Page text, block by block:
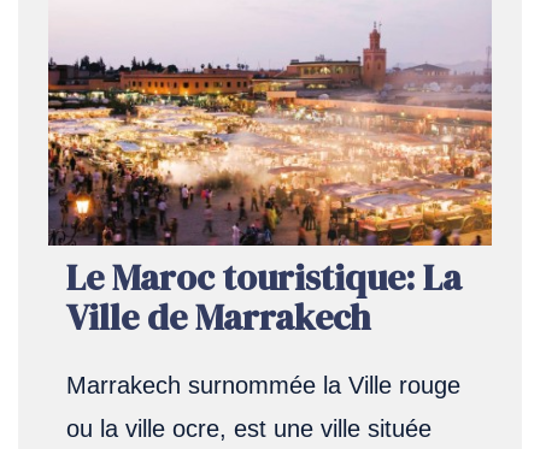
Le Maroc touristique: La
Ville de Marrakech
Marrakech surnommée la Ville rouge
ou la ville ocre, est une ville située